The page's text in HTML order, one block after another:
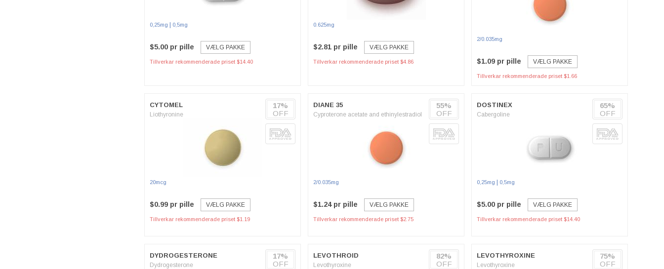
0,25mg 0,5mg
$5.00 pr pille VÆLG PAKKE
Tillverkar rekommenderade priset $14.40
0.625mg
$2.81 pr pille VÆLG PAKKE
Tillverkar rekommenderade priset $4.86
2/0.035mg
$1.09 pr pille VÆLG PAKKE
Tillverkar rekommenderade priset $1.66
CYTOMEL
Liothyronine
20mcg
$0.99 pr pille VÆLG PAKKE
Tillverkar rekommenderade priset $1.19
17%
OFF
DIANE 35
Cyproterone acetate and ethinylestradiol
2/0.035mg
$1.24 pr pille VÆLG PAKKE
Tillverkar rekommenderade priset $2.75
55%
OFF
DOSTINEX
Cabergoline
0,25mg 0,5mg
$5.00 pr pille VÆLG PAKKE
Tillverkar rekommenderade priset $14.40
65%
OFF
DYDROGESTERONE
Dydrogesterone
17%
OFF
LEVOTHROID
Levothyroxine
82%
OFF
LEVOTHYROXINE
Levothyroxine
75%
OFF